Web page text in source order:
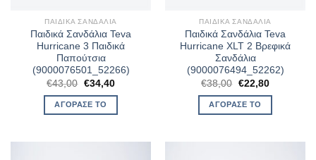
ΠΑΙΔΙΚΆ ΣΑΝΔΆΛΙΑ
Παιδικά Σανδάλια Teva
Hurricane 3 Παιδικά
Παπούτσια
(9000076501_52266)
€43,00 Original
price
was:
€43,00.
€34,40Η
ΑΓΌΡΑΣΈ ΤΟ
ΠΑΙΔΙΚΆ ΣΑΝΔΆΛΙΑ
Παιδικά Σανδάλια Teva
Hurricane XLT 2 Βρεφικά
Σανδάλια
(9000076494_52262)
€38,00 Original
price
was:
€38,00.
€22,80Η
ΑΓΌΡΑΣΈ ΤΟ